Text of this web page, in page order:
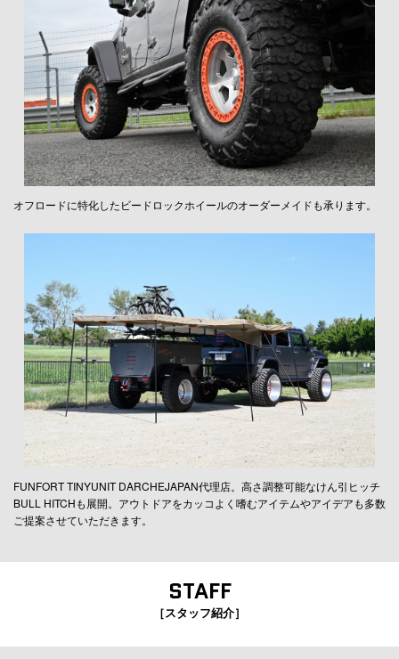
オフロードに特化したビードロックホイールのオーダーメイドも承ります。
FUNFORT TINYUNIT DARCHEJAPAN代理店。高さ調整可能なけん引ヒッチ
BULL HITCHも展開。アウトドアをカッコよく嗜むアイテムやアイデアも多数
ご提案させていただきます。
STAFF
［スタッフ紹介］